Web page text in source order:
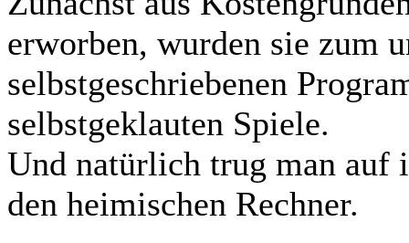
erworben, wurden sie zum
selbstgeschriebenen
selbstgeklauten Spiele.
Und natürlich trug man auf
den heimischen Rechner.